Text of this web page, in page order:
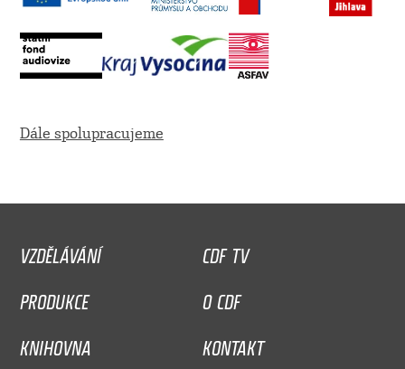
Dále spolupracujeme
VZDĚLÁVÁNÍ
CDF TV
PRODUKCE
O CDF
KNIHOVNA
KONTAKT